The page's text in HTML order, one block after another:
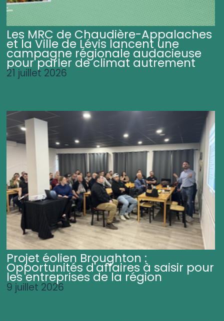
Les MRC de Chaudière-Appalaches
et la Ville de Lévis lancent une
campagne régionale audacieuse
pour parler de climat autrement
21 juillet 2026
Projet éolien Broughton :
Opportunités d'affaires à saisir pour
les entreprises de la région
9 juillet 2026